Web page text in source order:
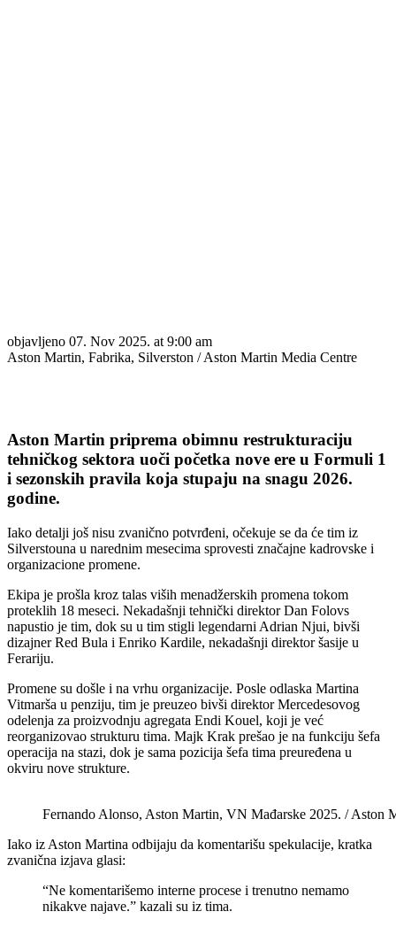
objavljeno 07. Nov 2025. at 9:00 am
Aston Martin, Fabrika, Silverston / Aston Martin Media Centre
Aston Martin priprema obimnu restrukturaciju
tehničkog sektora uoči početka nove ere u Formuli 1
i sezonskih pravila koja stupaju na snagu 2026.
godine.
Iako detalji još nisu zvanično potvrđeni, očekuje se da će tim iz
Silverstouna u narednim mesecima sprovesti značajne kadrovske i
organizacione promene.
Ekipa je prošla kroz talas viših menadžerskih promena tokom
proteklih 18 meseci. Nekadašnji tehnički direktor Dan Folovs
napustio je tim, dok su u tim stigli legendarni Adrian Njui, bivši
dizajner Red Bula i Enriko Kardile, nekadašnji direktor šasije u
Ferariju.
Promene su došle i na vrhu organizacije. Posle odlaska Martina
Vitmarša u penziju, tim je preuzeo bivši direktor Mercedesovog
odelenja za proizvodnju agregata Endi Kouel, koji je već
reorganizovao strukturu tima. Majk Krak prešao je na funkciju šefa
operacija na stazi, dok je sama pozicija šefa tima preuređena u
okviru nove strukture.
Fernando Alonso, Aston Martin, VN Mađarske 2025. / Aston
Iako iz Aston Martina odbijaju da komentarišu spekulacije, kratka
zvanična izjava glasi:
“Ne komentarišemo interne procese i trenutno nemamo
nikakve najave.” kazali su iz tima.